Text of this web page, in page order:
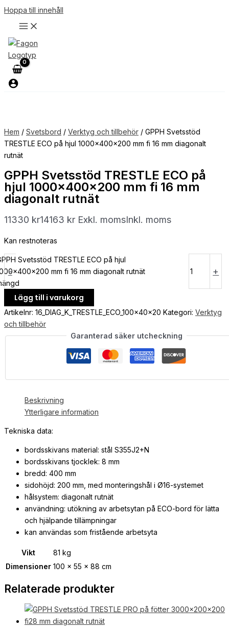
Hoppa till innehåll
Hem / Svetsbord / Verktyg och tillbehör / GPPH Svetsstöd
TRESTLE ECO på hjul 1000x400x200 mm fi 16 mm diagonalt
rutnät
GPPH Svetsstöd TRESTLE ECO på
hjul 1000x400x200 mm fi 16 mm
diagonalt rutnät
11330 kr14163 kr Exkl. momsInkl. moms
Kan restnoteras
-
Svetsstöd TRESTLE ECO på hjul
mm fi 16 mm diagonalt rutnät
+
Lägg till i varukorg
Artikelnr: 16_DIAG_K_TRESTLE_ECO_100x40x20 Kategori: Verktyg
och tillbehör
Garanterad säker utcheckning
Beskrivning
Ytterligare information
Tekniska data:
bordsskivans material: stål S355J2+N
bordsskivans tjocklek: 8 mm
bredd: 400 mm
sidohöjd: 200 mm, med monteringshål i Ø16-systemet
hålsystem: diagonalt rutnät
användning: utökning av arbetsytan på ECO-bord för lätta
och hjälpande tillämpningar
kan användas som fristående arbetsyta
Vikt
81 kg
Dimensioner 100 × 55 × 88 cm
Relaterade produkter